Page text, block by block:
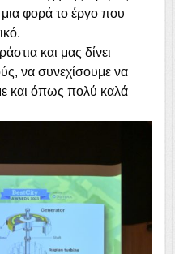
φορά το έργο που
και μας δίνει
να συνεχίσουμε να
και όπως πολύ καλά